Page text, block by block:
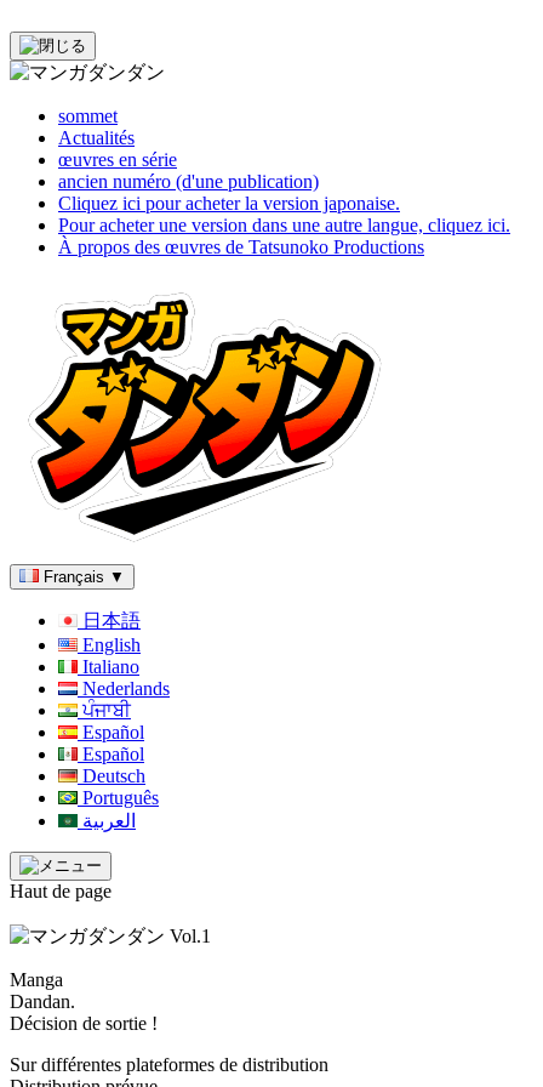
sommet
Actualités
œuvres en série
ancien numéro (d'une publication)
Cliquez ici pour acheter la version japonaise.
Pour acheter une version dans une autre langue, cliquez ici.
À propos des œuvres de Tatsunoko Productions
Français ▼
日本語
English
Italiano
Nederlands
ਪੰਜਾਬੀ
Español
Español
Deutsch
Português
العربية
Haut de page
Manga
Dandan.
Décision de sortie !
Sur différentes plateformes de distribution